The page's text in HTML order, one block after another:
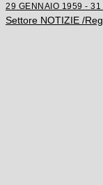
29 GENNAIO 1959 - 31
Settore NOTIZIE /